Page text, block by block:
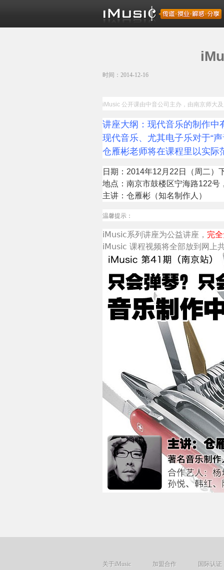
时间：2014-12-16
iMusic 公开课由中音公司主办，由南京师大及
讲座大纲：现代音乐的制作中
现代音乐、尤其电子乐对于“
仓雁彬老师将在课程里以实际
日期：2014年12月22日（周二）
地点：南京市鼓楼区宁海路122号
主讲：仓雁彬（知名制作人）
温馨提示：
iMusic系列讲座为公益讲座， 完
iMusic 课程视频将全部放到网上
关于iMusic 加盟合作 国际认证